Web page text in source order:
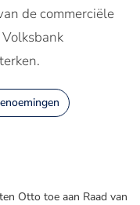
de commerciële
Otto toe aan Raad van